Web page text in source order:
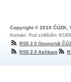
Copyright © 2010 ČÚZK,
Kontakt: Pod sídlištěm 9/
RSS 2.0 Geoportál
RSS 2.0 Aplikace